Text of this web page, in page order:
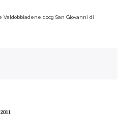
Valdobbiadene docg San Giovanni di